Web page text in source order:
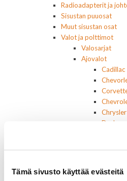
Tämä sivusto käyttää evästeitä
Radioadapterit ja
Sisustan puuosat
Muut sisustan osat
Valot ja polttimot
Valosarjat
Ajovalot
Cadillac
Chrysler
Dodge
Jeep